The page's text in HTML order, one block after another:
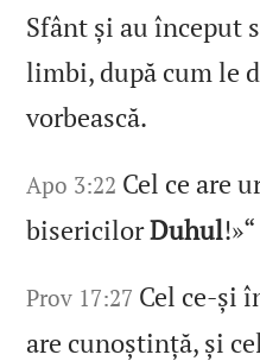
Sfânt și au început
limbi, după cum le
vorbească.
Apo 3:22 Cel ce are
bisericilorDuhul!»“
Prov 17:27 Cel ce‑și
are cunoștință, și